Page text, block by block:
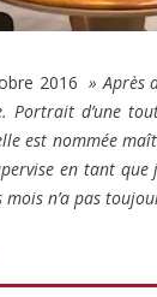
2016 » Après
Portrait d’une
est nommée
en tant
n’a pas